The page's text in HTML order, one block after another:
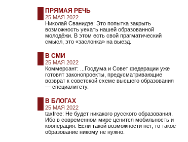
ПРЯМАЯ РЕЧЬ
25 МАЯ 2022
Николай Сванидзе: Это попытка закрыть
возможность уехать нашей образованной
молодёжи. В этом есть свой прагматический
смысл, это «заслонка» на выезд.
В СМИ
25 МАЯ 2022
Коммерсант: ...Госдума и Совет федерации уже
готовят законопроекты, предусматривающие
возврат к советской схеме высшего образования
— специалитету.
В БЛОГАХ
25 МАЯ 2022
taxfree: Не будет никакого русского образования.
Ибо в современном мире ценится мобильность и
кооперация. Если такой возможности нет, то такое
образование никому не нужно.